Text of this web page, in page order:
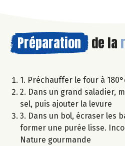
Préparation de la
1. Préchauffer le four à
2. Dans un grand saladier,
sel, puis ajouter la levure
3. Dans un bol, écraser les
former une purée lisse.
Nature gourmande